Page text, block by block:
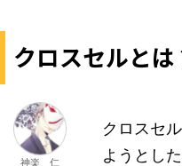
クロスセルとは
神楽 仁
クロスセ
ようとし